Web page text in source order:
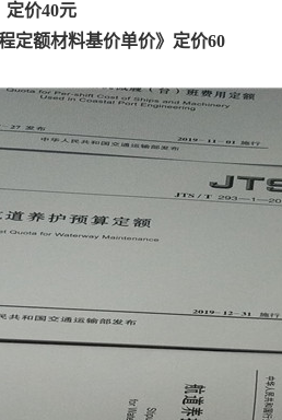
定价40元
定额材料基价单价》定价60